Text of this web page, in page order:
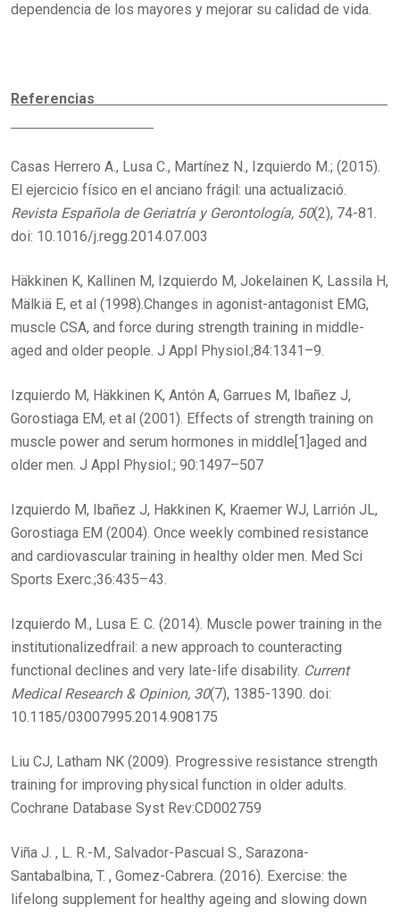
dependencia de los mayores y mejorar su calidad de vida.
Referencias
Casas Herrero A., Lusa C., Martínez N., Izquierdo M.; (2015).
El ejercicio físico en el anciano frágil: una actualizació.
Revista Española de Geriatría y Gerontología, 50(2), 74-81.
doi: 10.1016/j.regg.2014.07.003
Häkkinen K, Kallinen M, Izquierdo M, Jokelainen K, Lassila H,
Mälkiä E, et al (1998).Changes in agonist-antagonist EMG,
muscle CSA, and force during strength training in middle-
aged and older people. J Appl Physiol.;84:1341–9.
Izquierdo M, Häkkinen K, Antón A, Garrues M, Ibañez J,
Gorostiaga EM, et al (2001). Effects of strength training on
muscle power and serum hormones in middle[1]aged and
older men. J Appl Physiol.; 90:1497–507
Izquierdo M, Ibañez J, Hakkinen K, Kraemer WJ, Larrión JL,
Gorostiaga EM (2004). Once weekly combined resistance
and cardiovascular training in healthy older men. Med Sci
Sports Exerc.;36:435–43.
Izquierdo M., Lusa E. C. (2014). Muscle power training in the
institutionalizedfrail: a new approach to counteracting
functional declines and very late-life disability. Current
Medical Research & Opinion, 30(7), 1385-1390. doi:
10.1185/03007995.2014.908175
Liu CJ, Latham NK (2009). Progressive resistance strength
training for improving physical function in older adults.
Cochrane Database Syst Rev:CD002759
Viña J. , L. R.-M., Salvador-Pascual S., Sarazona-
Santabalbina, T. , Gomez-Cabrera. (2016). Exercise: the
lifelong supplement for healthy ageing and slowing down